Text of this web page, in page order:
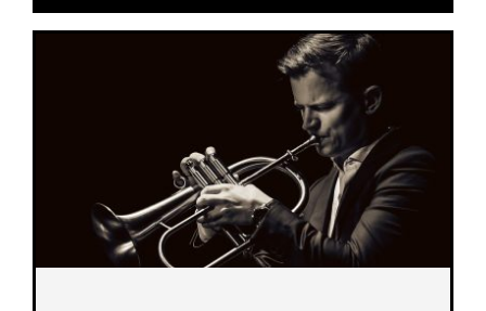
IN
NIEUW
VENSTER